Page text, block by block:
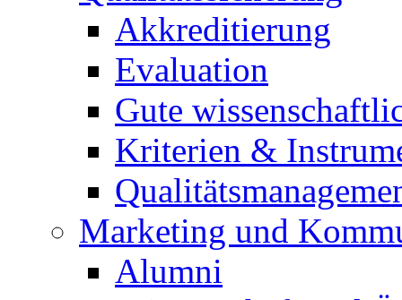
Akkreditierung
Evaluation
Gute
Kriterien &
Marketing und
Alumni